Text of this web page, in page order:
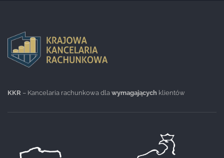
KKR – Kancelaria rachunkowa dla wymagających klientów